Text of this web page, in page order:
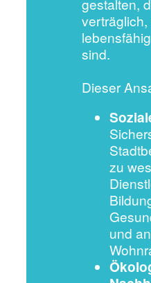
gestalten,
sind.
Dieser
zu
und